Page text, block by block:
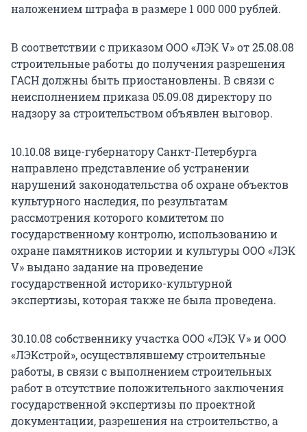
наложением штрафа в размере 1 000 000 рублей.
В соответствии с приказом ООО «ЛЭК V» от 25.08.08
строительные работы до получения разрешения
ГАСН должны быть приостановлены. В связи с
неисполнением приказа 05.09.08 директору по
надзору за строительством объявлен выговор.
10.10.08 вице-губернатору Санкт-Петербурга
направлено представление об устранении
нарушений законодательства об охране объектов
культурного наследия, по результатам
рассмотрения которого комитетом по
государственному контролю, использованию и
охране памятников истории и культуры ООО «ЛЭК
V» выдано задание на проведение
государственной историко-культурной
экспертизы, которая также не была проведена.
30.10.08 собственнику участка ООО «ЛЭК V» и ООО
«ЛЭКстрой», осуществлявшему строительные
работы, в связи с выполнением строительных
работ в отсутствие положительного заключения
государственной экспертизы по проектной
документации, разрешения на строительство, а